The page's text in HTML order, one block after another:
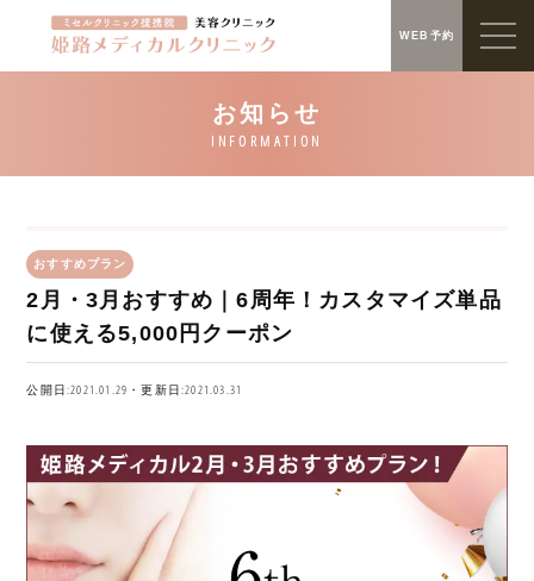
WEB予約
おすすめプラン
2月・3月おすすめ｜6周年！カスタマイズ単品
に使える5,000円クーポン
公開日:2021.01.29・更新日:2021.03.31